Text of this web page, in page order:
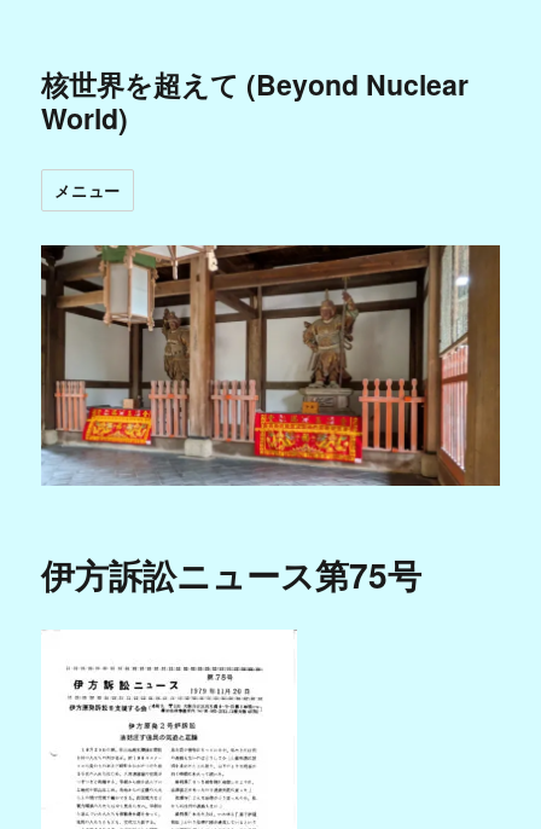
核世界を超えて (Beyond Nuclear
World)
メニュー
伊方訴訟ニュース第75号